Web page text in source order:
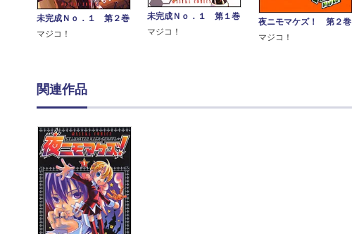
未完成Ｎｏ．１ 第２巻
マジコ！
未完成Ｎｏ．１ 第１巻
マジコ！
夜ニモマケズ！ 第２巻
マジコ！
関連作品